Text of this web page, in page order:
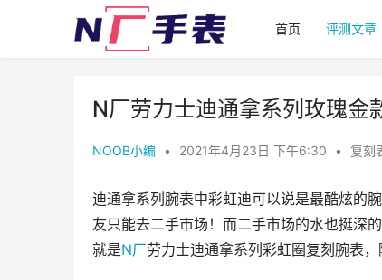
首页 评测文章
N厂劳力士迪通拿系列玫瑰金
NOOB小编 • 2021年4月23日 下午6:30 • 复刻
迪通拿系列腕表中彩虹迪可以说是最酷炫的
友只能去二手市场！而二手市场的水也挺深
就是N厂劳力士迪通拿系列彩虹圈复刻腕表